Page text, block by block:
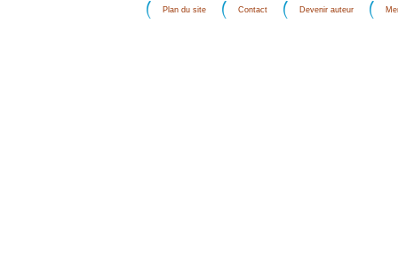
Plan du site Contact Devenir auteur